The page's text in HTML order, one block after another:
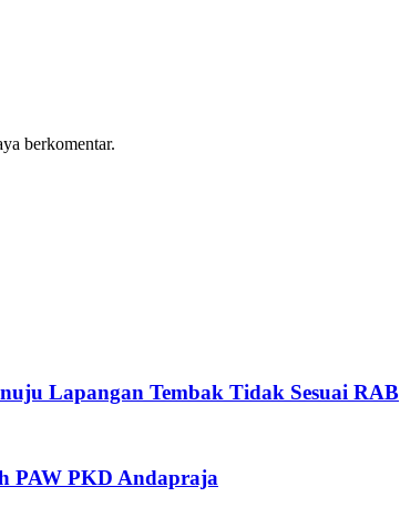
berkomentar.
Lapangan Tembak Tidak Sesuai RAB
PAW PKD Andapraja